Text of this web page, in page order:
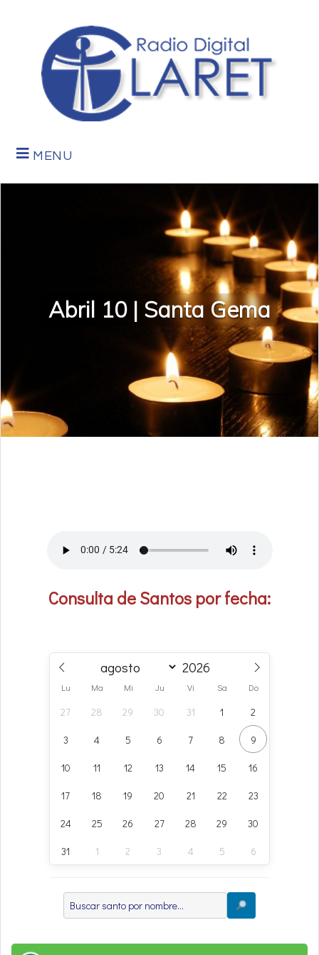
MENU
Abril 10 | Santa Gema
Consulta de Santos por fecha:
Lu Ma Mi Ju Vi Sa Do
27 28 29 30 31 1 2
3 4 5 6 7 8 9
10 11 12 13 14 15 16
17 18 19 20 21 22 23
24 25 26 27 28 29 30
31 1 2 3 4 5 6